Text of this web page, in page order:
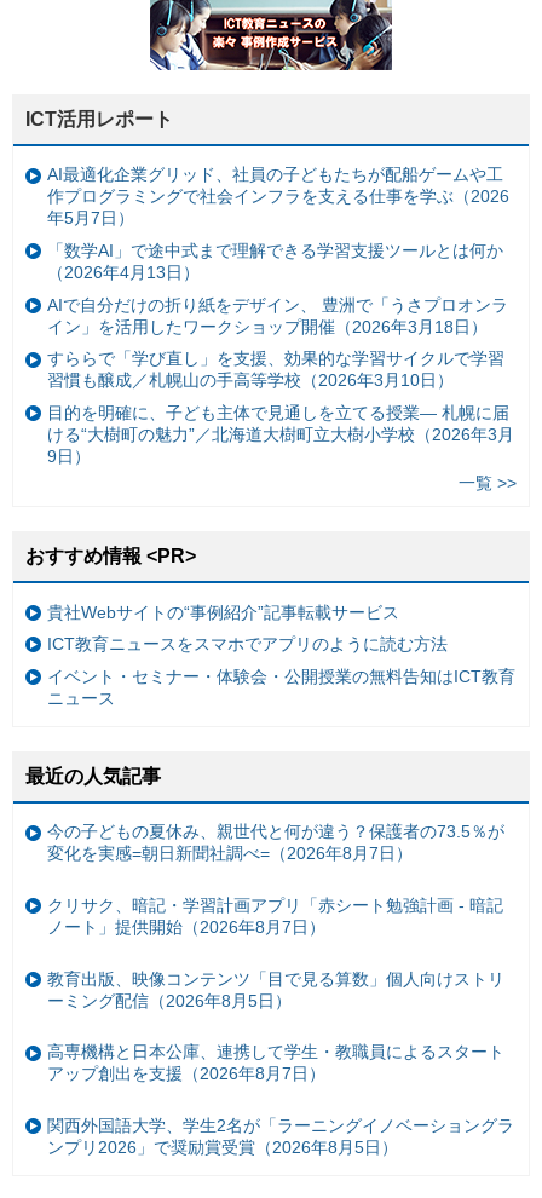
ICT活用レポート
AI最適化企業グリッド、社員の子どもたちが配船ゲームや工
作プログラミングで社会インフラを支える仕事を学ぶ（2026
年5月7日）
「数学AI」で途中式まで理解できる学習支援ツールとは何か
（2026年4月13日）
AIで自分だけの折り紙をデザイン、 豊洲で「うさプロオンラ
イン」を活用したワークショップ開催（2026年3月18日）
すららで「学び直し」を支援、効果的な学習サイクルで学習
習慣も醸成／札幌山の手高等学校（2026年3月10日）
目的を明確に、子ども主体で見通しを立てる授業— 札幌に届
ける“大樹町の魅力”／北海道大樹町立大樹小学校（2026年3月
9日）
一覧 >>
おすすめ情報 <PR>
貴社Webサイトの“事例紹介”記事転載サービス
ICT教育ニュースをスマホでアプリのように読む方法
イベント・セミナー・体験会・公開授業の無料告知はICT教育
ニュース
最近の人気記事
今の子どもの夏休み、親世代と何が違う？保護者の73.5％が
変化を実感=朝日新聞社調べ=（2026年8月7日）
クリサク、暗記・学習計画アプリ「赤シート勉強計画 - 暗記
ノート」提供開始（2026年8月7日）
教育出版、映像コンテンツ「目で見る算数」個人向けストリ
ーミング配信（2026年8月5日）
高専機構と日本公庫、連携して学生・教職員によるスタート
アップ創出を支援（2026年8月7日）
関西外国語大学、学生2名が「ラーニングイノベーショングラ
ンプリ2026」で奨励賞受賞（2026年8月5日）